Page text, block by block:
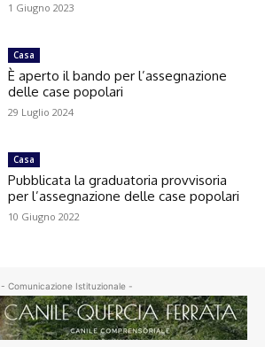
1 Giugno 2023
Casa
È aperto il bando per l’assegnazione
delle case popolari
29 Luglio 2024
Casa
Pubblicata la graduatoria provvisoria
per l’assegnazione delle case popolari
10 Giugno 2022
- Comunicazione Istituzionale -